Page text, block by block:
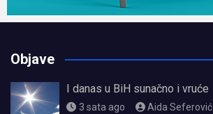
Objave
I danas u BiH sunačno i vruće
3 sata ago Aida Seferović